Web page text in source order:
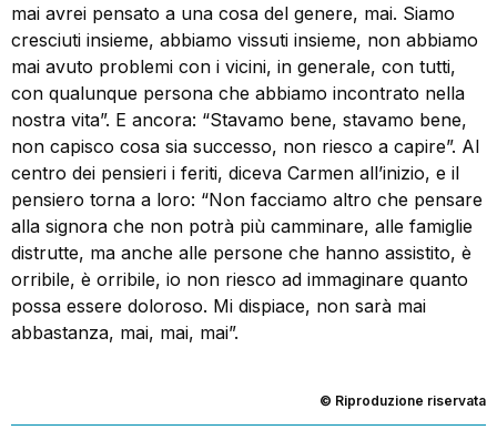
mai avrei pensato a una cosa del genere, mai. Siamo
cresciuti insieme, abbiamo vissuti insieme, non abbiamo
mai avuto problemi con i vicini, in generale, con tutti,
con qualunque persona che abbiamo incontrato nella
nostra vita”. E ancora: “Stavamo bene, stavamo bene,
non capisco cosa sia successo, non riesco a capire”. Al
centro dei pensieri i feriti, diceva Carmen all’inizio, e il
pensiero torna a loro: “Non facciamo altro che pensare
alla signora che non potrà più camminare, alle famiglie
distrutte, ma anche alle persone che hanno assistito, è
orribile, è orribile, io non riesco ad immaginare quanto
possa essere doloroso. Mi dispiace, non sarà mai
abbastanza, mai, mai, mai”.
© Riproduzione riservata